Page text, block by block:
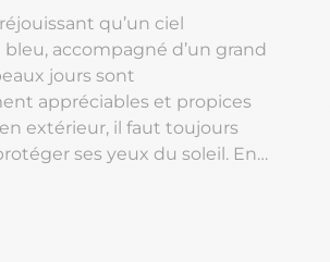
qu’un ciel
accompagné d’un grand
jours sont
appréciables et propices
extérieur, il faut toujours
ses yeux du soleil. En
yeux au soleil sans